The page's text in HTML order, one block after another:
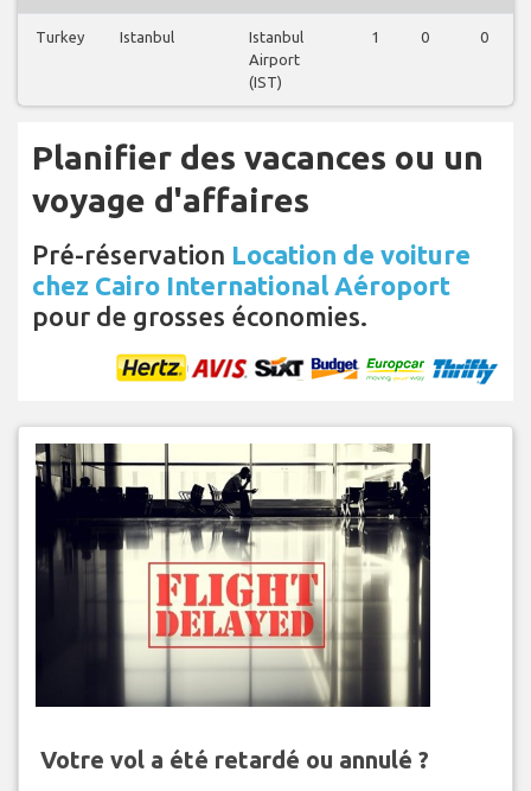
Turkey Istanbul
Istanbul
Airport
(IST)
1 0 0
Planifier des vacances ou un
voyage d'affaires
Pré-réservation Location de voiture
chez Cairo International Aéroport
pour de grosses économies.
Votre vol a été retardé ou annulé ?